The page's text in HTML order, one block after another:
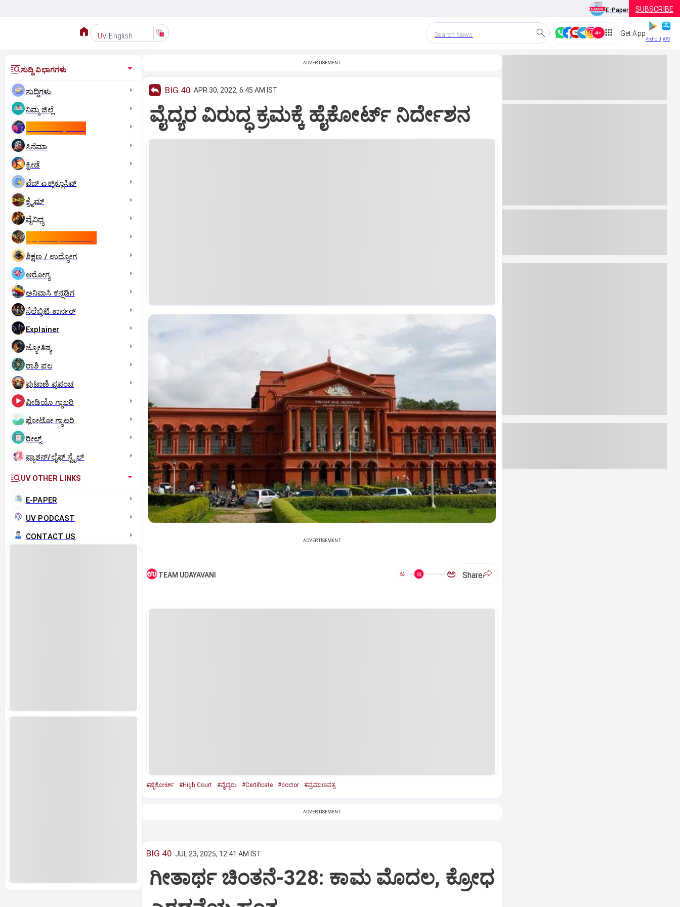
E-Paper SUBSCRIBE
UV English Search News Get App
Android iOS
ಸುದ್ದಿ ವಿಭಾಗಗಳು
ಸುದ್ದಿಗಳು
ನಿಮ್ಮ ಜಿಲ್ಲೆ
ಸಿನೆಮಾ
ಕ್ರೀಡೆ
ವೆಬ್ ಎಕ್ಸ್‌ಕ್ಲೂಸಿವ್
ಕ್ರೈಮ್
ವೈವಿಧ್ಯ
ಶಿಕ್ಷಣ / ಉದ್ಯೋಗ
ಆರೋಗ್ಯ
ಅನಿವಾಸಿ ಕನ್ನಡಿಗ
ಸೆಲೆಬ್ರಿಟಿ ಕಾರ್ನರ್‌
Explainer
ಜ್ಯೋತಿಷ್ಯ
ರಾಶಿ ಫಲ
ಪುಟಾಣಿ ಪ್ರಪಂಚ
ವೀಡಿಯೊ ಗ್ಯಾಲರಿ
ಫೋಟೋ ಗ್ಯಾಲರಿ
ರೀಲ್ಸ್
ಫ್ಯಾಶನ್/ಲೈಫ್‌ ಸ್ಟೈಲ್
UV OTHER LINKS
E-PAPER
UV PODCAST
CONTACT US
ADVERTISEMENT
BIG 40 APR 30, 2022, 6:45 AM IST
ವೈದ್ಯರ ವಿರುದ್ಧ ಕ್ರಮಕ್ಕೆ ಹೈಕೋರ್ಟ್‌ ನಿರ್ದೇಶನ
ADVERTISEMENT
TEAM UDAYAVANI ಅ ಅ Share
#ಹೈಕೋರ್ಟ್‌ #High Court #ವೈದ್ಯರು #Certificate #doctor #ಪ್ರಮಾಣಪತ್ರ
ADVERTISEMENT
BIG 40 JUL 23, 2025, 12:41 AM IST
ಗೀತಾರ್ಥ ಚಿಂತನೆ-328: ಕಾಮ ಮೊದಲ, ಕ್ರೋಧ